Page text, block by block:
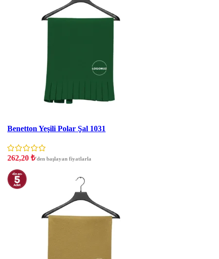
Benetton Yeşili Polar Şal 1031
262,20 ₺'den başlayan fiyatlarla